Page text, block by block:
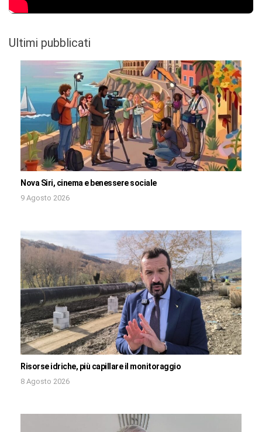
Ultimi pubblicati
Nova Siri, cinema e benessere sociale
9 Agosto 2026
Risorse idriche, più capillare il monitoraggio
8 Agosto 2026